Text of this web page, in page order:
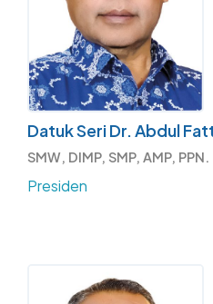
Datuk Seri Dr. Abdul
SMW, DIMP, SMP, AMP, PPN.
Presiden